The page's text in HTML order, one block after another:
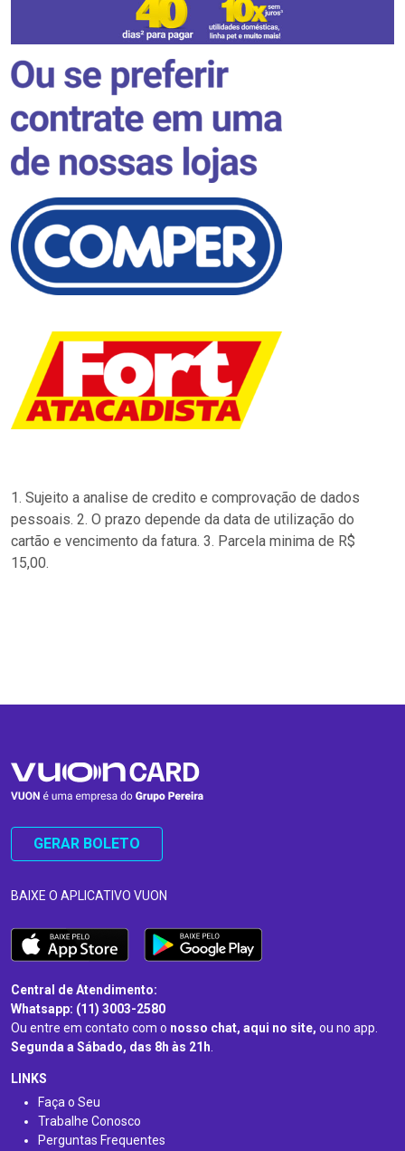
1. Sujeito a analise de credito e comprovação de dados
pessoais. 2. O prazo depende da data de utilização do
cartão e vencimento da fatura. 3. Parcela minima de R$
15,00.
GERAR BOLETO
BAIXE O APLICATIVO VUON
Central de Atendimento:
Whatsapp: (11) 3003-2580
Ou entre em contato com o nosso chat, aqui no site, ou no app.
Segunda a Sábado, das 8h às 21h.
LINKS
Faça o Seu
Trabalhe Conosco
Perguntas Frequentes